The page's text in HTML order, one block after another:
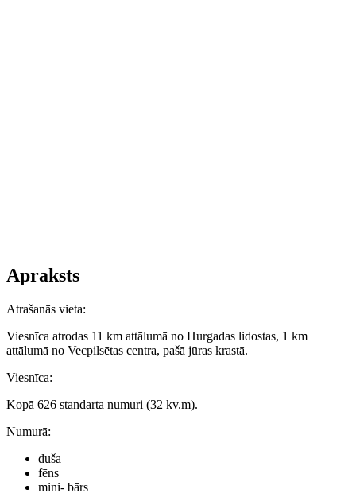
Apraksts
Atrašanās vieta:
Viesnīca atrodas 11 km attālumā no Hurgadas lidostas, 1 km
attālumā no Vecpilsētas centra, pašā jūras krastā.
Viesnīca:
Kopā 626 standarta numuri (32 kv.m).
Numurā:
duša
fēns
mini- bārs